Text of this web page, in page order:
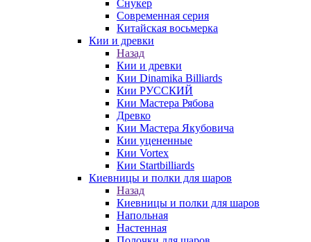
Снукер
Современная серия
Китайская восьмерка
Кии и древки
Назад
Кии и древки
Кии Dinamika Billiards
Кии РУССКИЙ
Кии Мастера Рябова
Древко
Кии Мастера Якубовича
Кии уцененные
Кии Vortex
Кии Startbilliards
Киевницы и полки для шаров
Назад
Киевницы и полки для шаров
Напольная
Настенная